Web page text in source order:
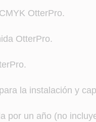
OtterPro.
OtterPro.
la instalación y
por un año (no